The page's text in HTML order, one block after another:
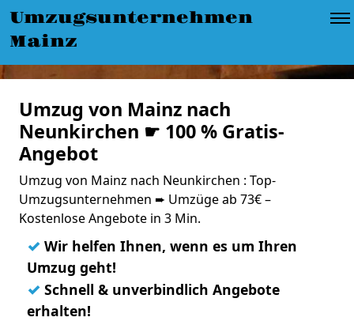
Umzugsunternehmen
Mainz
Umzug von Mainz nach
Neunkirchen ☛ 100 % Gratis-
Angebot
Umzug von Mainz nach Neunkirchen : Top-
Umzugsunternehmen ➨ Umzüge ab 73€ –
Kostenlose Angebote in 3 Min.
✓ Wir helfen Ihnen, wenn es um Ihren
Umzug geht!
✓ Schnell & unverbindlich Angebote
erhalten!